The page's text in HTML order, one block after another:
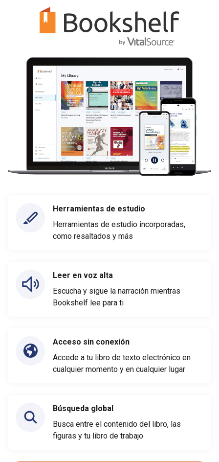
Herramientas de estudio
Herramientas de estudio incorporadas,
como resaltados y más
Leer en voz alta
Escucha y sigue la narración mientras
Bookshelf lee para ti
Acceso sin conexión
Accede a tu libro de texto electrónico en
cualquier momento y en cualquier lugar
Búsqueda global
Busca entre el contenido del libro, las
figuras y tu libro de trabajo